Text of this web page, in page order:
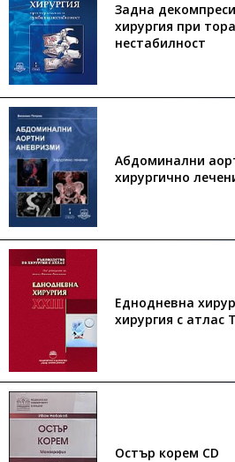
Задна
хирургия при
нестабилност
Абдоминални
хирургично
Еднодневна
хирургия с атлас
Остър корем CD